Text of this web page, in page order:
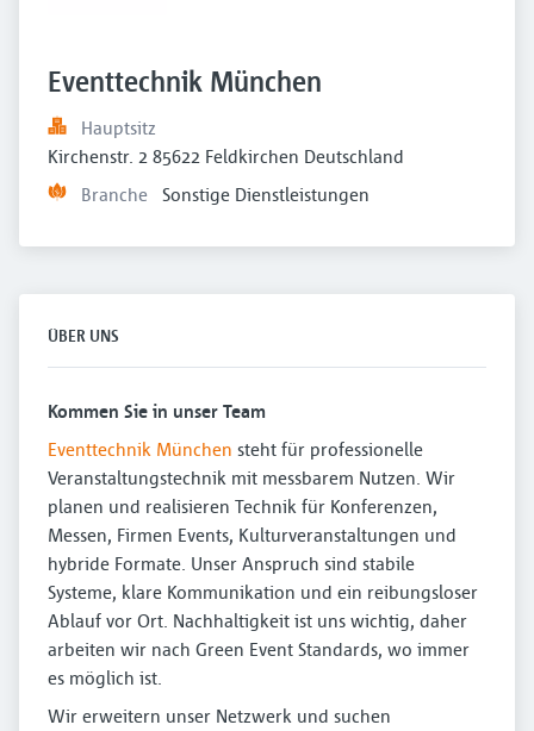
Eventtechnik München
Hauptsitz
Kirchenstr. 2 85622 Feldkirchen Deutschland
Branche Sonstige Dienstleistungen
ÜBER UNS
Kommen Sie in unser Team
Eventtechnik München steht für professionelle
Veranstaltungstechnik mit messbarem Nutzen. Wir
planen und realisieren Technik für Konferenzen,
Messen, Firmen Events, Kulturveranstaltungen und
hybride Formate. Unser Anspruch sind stabile
Systeme, klare Kommunikation und ein reibungsloser
Ablauf vor Ort. Nachhaltigkeit ist uns wichtig, daher
arbeiten wir nach Green Event Standards, wo immer
es möglich ist.
Wir erweitern unser Netzwerk und suchen